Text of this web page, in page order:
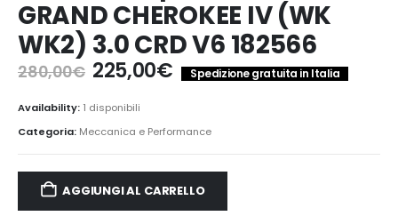
GRAND CHEROKEE IV (WK
WK2) 3.0 CRD V6 182566
280,00€ Il
originale
era:
280,00€.
225,00€Il
prezzo
è:
225,00€.
Spedizione gratuita in Italia
Availability: 1 disponibili
Categoria: Meccanica e Performance
AGGIUNGI AL CARRELLO